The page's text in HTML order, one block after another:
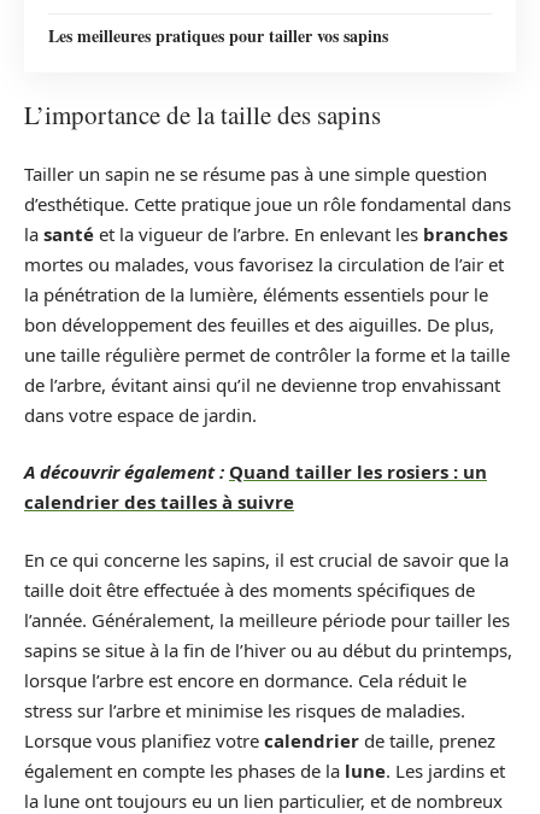
Les meilleures pratiques pour tailler vos sapins
L’importance de la taille des sapins
Tailler un sapin ne se résume pas à une simple question
d’esthétique. Cette pratique joue un rôle fondamental dans
la santé et la vigueur de l’arbre. En enlevant les branches
mortes ou malades, vous favorisez la circulation de l’air et
la pénétration de la lumière, éléments essentiels pour le
bon développement des feuilles et des aiguilles. De plus,
une taille régulière permet de contrôler la forme et la taille
de l’arbre, évitant ainsi qu’il ne devienne trop envahissant
dans votre espace de jardin.
A découvrir également : Quand tailler les rosiers : un
calendrier des tailles à suivre
En ce qui concerne les sapins, il est crucial de savoir que la
taille doit être effectuée à des moments spécifiques de
l’année. Généralement, la meilleure période pour tailler les
sapins se situe à la fin de l’hiver ou au début du printemps,
lorsque l’arbre est encore en dormance. Cela réduit le
stress sur l’arbre et minimise les risques de maladies.
Lorsque vous planifiez votre calendrier de taille, prenez
également en compte les phases de la lune. Les jardins et
la lune ont toujours eu un lien particulier, et de nombreux